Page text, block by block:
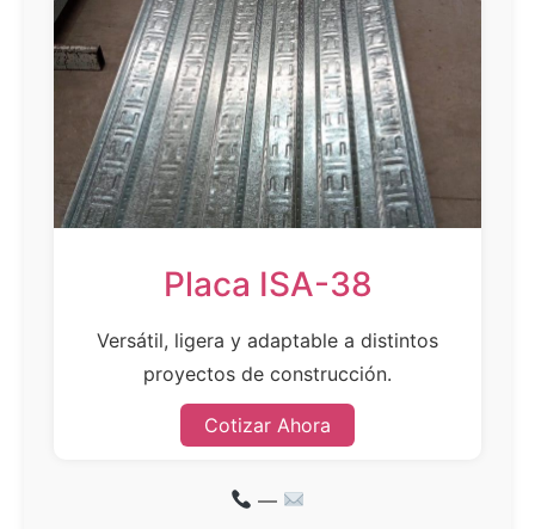
Placa ISA-38
Versátil, ligera y adaptable a distintos
proyectos de construcción.
Cotizar Ahora
—